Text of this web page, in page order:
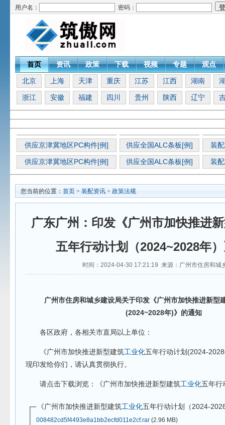
用户名： 密码：
首页 资讯 政策 下载 视频 专题 观点
北京 上海 天津 重庆 江苏 江西 湖南
浙江 安徽 福建 四川 贵州 陕西 辽宁
供应京津冀地区PC构件[例] 供应全国ALC条板[例] 装
供应京津冀地区PC构件[例] 供应全国ALC条板[例] 装
您当前的位置： 首页 > 装配资讯 > 政策法规
广东广州：印发《广州市加快推进
五年行动计划（2024~2028年
时间：2024-04-30 17:21:19 来源：广州市住房和城
广州市住房和城乡建设局关于印发《广州市加快推进新型
(2024~2028年)》的通知
各区政府，各相关市直局以上单位：
《广州市加快推进新型建筑工业化五年行动计划(2024-
现印发给你们，请认真贯彻执行。
请点击下载浏览：《广州市加快推进新型建筑工业化五年行
《广州市加快推进新型建筑工业化五年行动计划（2024-
008482cd5f4493e8a1bb2ecfd011e2cf.rar(2.96 MB)